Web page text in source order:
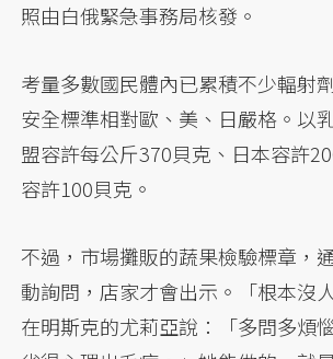
照由白俄緊急事務局核發。
考量多數國民體內已累積不少輻射
安全標準相對歐、美、日嚴格。以
盟容許每公斤370貝克、日本容許
容許100貝克。
不過，市場攤販的蔬果檢驗標章，
動詢問，店家才會出示。「根本沒
在明斯克的尤莉亞說：「多問多煩